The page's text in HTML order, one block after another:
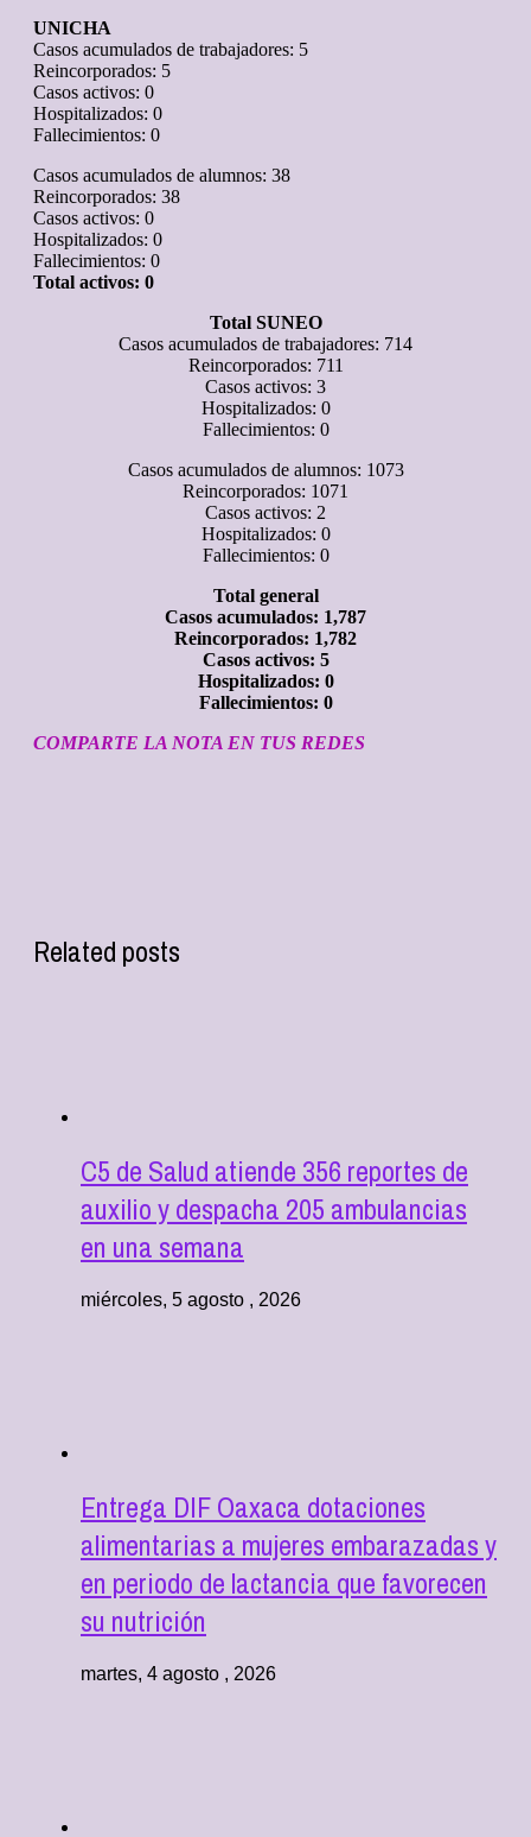
UNICHA
Casos acumulados de trabajadores: 5
Reincorporados: 5
Casos activos: 0
Hospitalizados: 0
Fallecimientos: 0
Casos acumulados de alumnos: 38
Reincorporados: 38
Casos activos: 0
Hospitalizados: 0
Fallecimientos: 0
Total activos: 0
Total SUNEO
Casos acumulados de trabajadores: 714
Reincorporados: 711
Casos activos: 3
Hospitalizados: 0
Fallecimientos: 0
Casos acumulados de alumnos: 1073
Reincorporados: 1071
Casos activos: 2
Hospitalizados: 0
Fallecimientos: 0
Total general
Casos acumulados: 1,787
Reincorporados: 1,782
Casos activos: 5
Hospitalizados: 0
Fallecimientos: 0
COMPARTE LA NOTA EN TUS REDES
Related posts
C5 de Salud atiende 356 reportes de
auxilio y despacha 205 ambulancias
en una semana
miércoles, 5 agosto , 2026
Entrega DIF Oaxaca dotaciones
alimentarias a mujeres embarazadas y
en periodo de lactancia que favorecen
su nutrición
martes, 4 agosto , 2026